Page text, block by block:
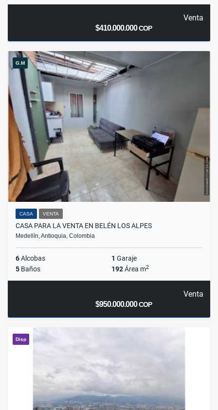
Venta
$410.000.000COP
G.M
CASA VENTA
CASA PARA LA VENTA EN BELÉN LOS ALPES
Medellín, Antioquia, Colombia
6Alcobas 1 Garaje
5 Baños 192Área m2
Venta
$950.000.000COP
Disp